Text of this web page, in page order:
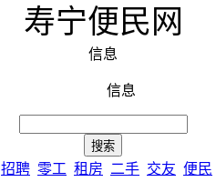
寿宁便民网
信息
信息
招聘 零工 租房 二手 交友 便民